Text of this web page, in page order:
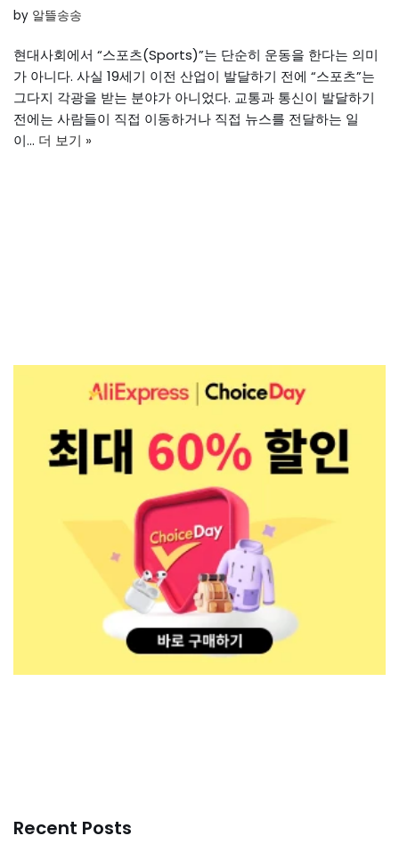
by 알뜰송송
현대사회에서 “스포츠(Sports)”는 단순히 운동을 한다는 의미
가 아니다. 사실 19세기 이전 산업이 발달하기 전에 “스포츠”는
그다지 각광을 받는 분야가 아니었다. 교통과 통신이 발달하기
전에는 사람들이 직접 이동하거나 직접 뉴스를 전달하는 일
이… 더 보기 »
Recent Posts